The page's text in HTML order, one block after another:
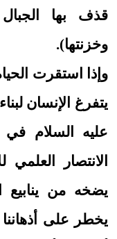
قذف بها الجبال
وخزنتها).
وإذا استقرت
يتفرغ الإنسان
عليه السلام
الانتصار
يضخه من ينابيع
يخطر على